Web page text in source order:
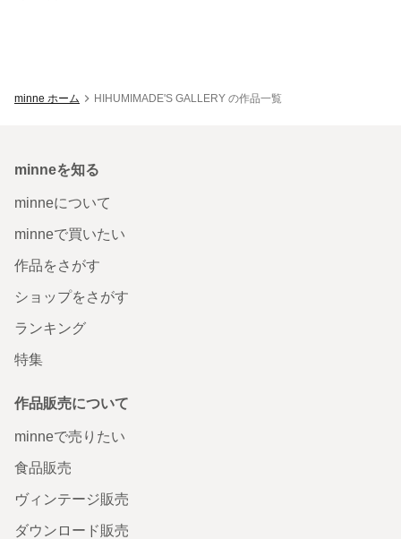
minne ホーム HIHUMIMADE'S GALLERY の作品一覧
minneを知る
minneについて
minneで買いたい
作品をさがす
ショップをさがす
ランキング
特集
作品販売について
minneで売りたい
食品販売
ヴィンテージ販売
ダウンロード販売